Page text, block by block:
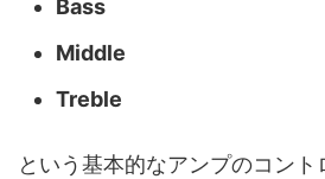
Bass
Middle
Treble
という基本的なアンプのコン